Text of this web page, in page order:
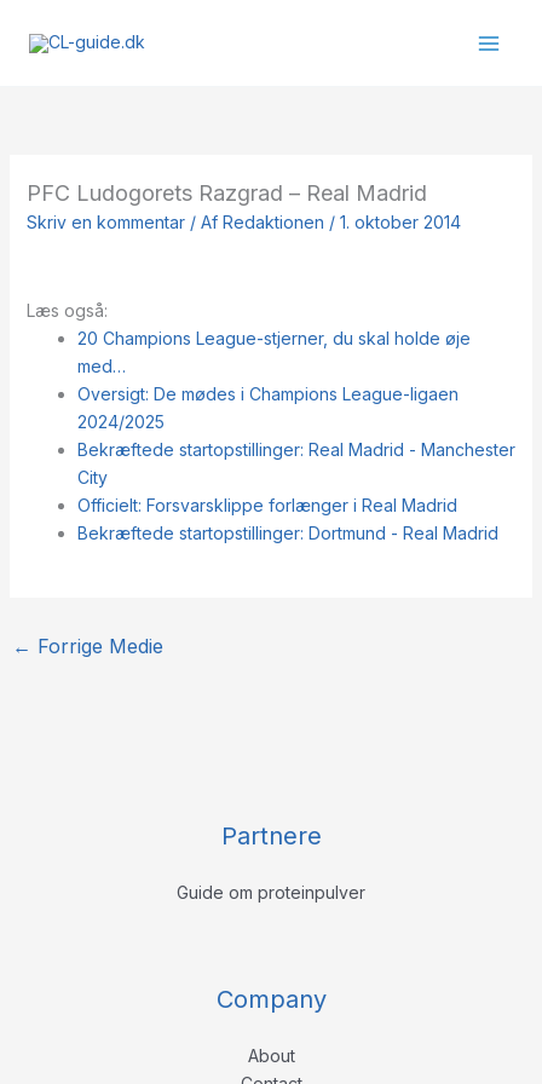
PFC Ludogorets Razgrad – Real Madrid
Skriv en kommentar / Af Redaktionen / 1. oktober 2014
Læs også:
20 Champions League-stjerner, du skal holde øje
med…
Oversigt: De mødes i Champions League-ligaen
2024/2025
Bekræftede startopstillinger: Real Madrid - Manchester
City
Officielt: Forsvarsklippe forlænger i Real Madrid
Bekræftede startopstillinger: Dortmund - Real Madrid
← Forrige Medie
Partnere
Guide om proteinpulver
Company
About